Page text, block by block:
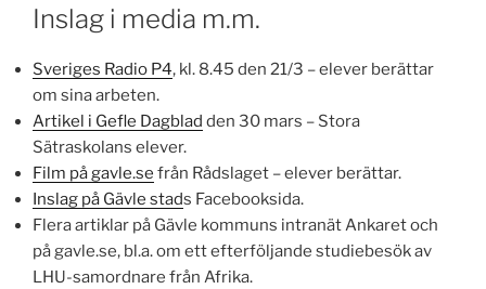
Inslag i media m.m.
Sveriges Radio P4, kl. 8.45 den 21/3 – elever berättar
om sina arbeten.
Artikel i Gefle Dagblad den 30 mars – Stora
Sätraskolans elever.
Film på gavle.se från Rådslaget – elever berättar.
Inslag på Gävle stads Facebooksida.
Flera artiklar på Gävle kommuns intranät Ankaret och
på gavle.se, bl.a. om ett efterföljande studiebesök av
LHU-samordnare från Afrika.